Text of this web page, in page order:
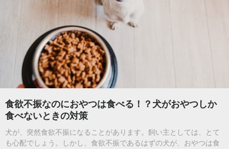
食欲不振なのにおやつは食べる！？犬がおやつしか
食べないときの対策
犬が、突然食欲不振になることがあります。飼い主としては、とて
も心配でしょう。しかし、食欲不振であるはずの犬が、おやつは食